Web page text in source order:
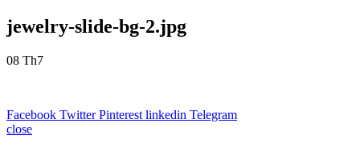
jewelry-slide-bg-2.jpg
08 Th7
Facebook Twitter Pinterest linkedin Telegram
close